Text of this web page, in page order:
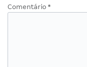
Comentário *